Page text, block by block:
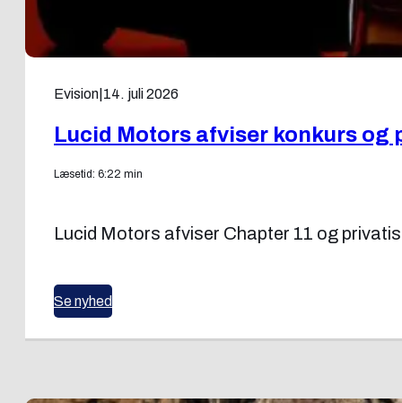
Evision 14. juli 2026
Lucid Motors afviser konkurs og
Læsetid: 6:22 min
Lucid Motors afviser Chapter 11 og
Se nyhed